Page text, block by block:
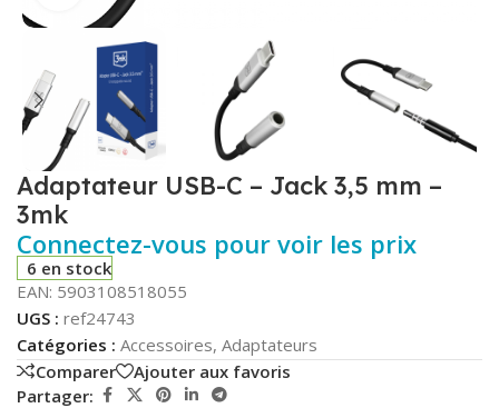
Adaptateur USB-C – Jack 3,5 mm –
3mk
Connectez-vous pour voir les prix
6 en stock
EAN: 5903108518055
UGS : ref24743
Catégories : Accessoires, Adaptateurs
Comparer
Ajouter aux favoris
Partager: